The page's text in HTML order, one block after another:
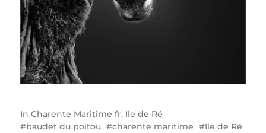
In Charente Maritime fr, Ile de Ré
baudet du poitou
charente maritime
Ile de Ré